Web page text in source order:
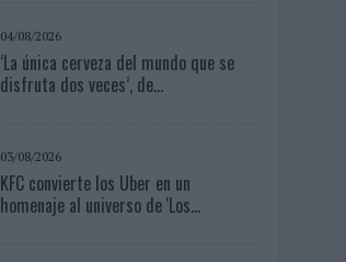
04/08/2026
‘La única cerveza del mundo que se
disfruta dos veces’, de...
03/08/2026
KFC convierte los Uber en un
homenaje al universo de 'Los...